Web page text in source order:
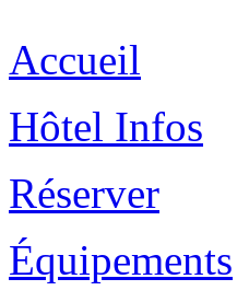
Accueil
Hôtel Infos
Réserver
Équipements